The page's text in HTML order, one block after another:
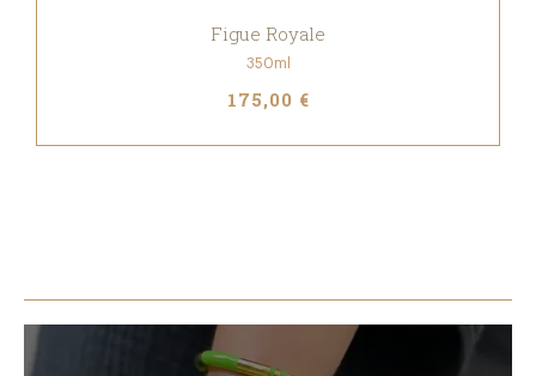
Figue Royale
350ml
175,00 €